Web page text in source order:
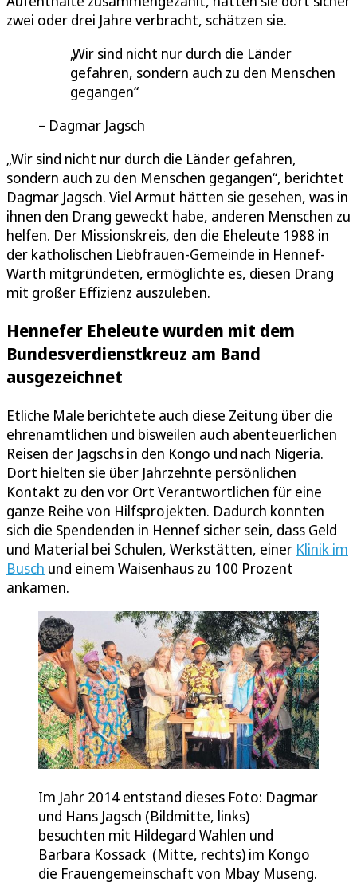
zwei oder drei Jahre verbracht, schätzen sie.
Wir sind nicht nur durch die Länder
gefahren, sondern auch zu den Menschen
gegangen
Dagmar Jagsch
„Wir sind nicht nur durch die Länder gefahren,
sondern auch zu den Menschen gegangen“, berichtet
Dagmar Jagsch. Viel Armut hätten sie gesehen, was in
ihnen den Drang geweckt habe, anderen Menschen zu
helfen. Der Missionskreis, den die Eheleute 1988 in
der katholischen Liebfrauen-Gemeinde in Hennef-
Warth mitgründeten, ermöglichte es, diesen Drang
mit großer Effizienz auszuleben.
Hennefer Eheleute wurden mit dem
Bundesverdienstkreuz am Band
ausgezeichnet
Etliche Male berichtete auch diese Zeitung über die
ehrenamtlichen und bisweilen auch abenteuerlichen
Reisen der Jagschs in den Kongo und nach Nigeria.
Dort hielten sie über Jahrzehnte persönlichen
Kontakt zu den vor Ort Verantwortlichen für eine
ganze Reihe von Hilfsprojekten. Dadurch konnten
sich die Spendenden in Hennef sicher sein, dass Geld
und Material bei Schulen, Werkstätten, einer Klinik im
Busch und einem Waisenhaus zu 100 Prozent
ankamen.
Im Jahr 2014 entstand dieses Foto: Dagmar
und Hans Jagsch (Bildmitte, links)
besuchten mit Hildegard Wahlen und
Barbara Kossack (Mitte, rechts) im Kongo
die Frauengemeinschaft von Mbay Museng.